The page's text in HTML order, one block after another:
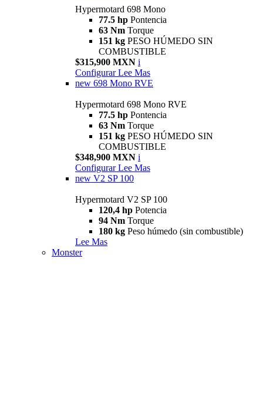
Hypermotard 698 Mono
77.5 hp Pontencia
63 Nm Torque
151 kg PESO HÚMEDO SIN
COMBUSTIBLE
$315,900 MXN i
Configurar Lee Mas
new 698 Mono RVE
Hypermotard 698 Mono RVE
77.5 hp Pontencia
63 Nm Torque
151 kg PESO HÚMEDO SIN
COMBUSTIBLE
$348,900 MXN i
Configurar Lee Mas
new V2 SP 100
Hypermotard V2 SP 100
120,4 hp Potencia
94 Nm Torque
180 kg Peso húmedo (sin combustible)
Lee Mas
Monster